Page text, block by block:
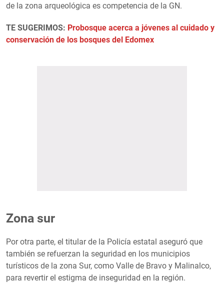
de la zona arqueológica es competencia de la GN.
TE SUGERIMOS: Probosque acerca a jóvenes al cuidado y
conservación de los bosques del Edomex
Zona sur
Por otra parte, el titular de la Policía estatal aseguró que
también se refuerzan la seguridad en los municipios
turísticos de la zona Sur, como Valle de Bravo y Malinalco,
para revertir el estigma de inseguridad en la región.